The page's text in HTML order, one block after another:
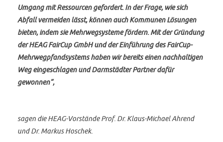
Umgang mit Ressourcen gefordert. In der Frage, wie sich
Abfall vermeiden lässt, können auch Kommunen Lösungen
bieten, indem sie Mehrwegsysteme fördern. Mit der Gründung
der HEAG FairCup GmbH und der Einführung des FairCup-
Mehrwegpfandsystems haben wir bereits einen nachhaltigen
Weg eingeschlagen und Darmstädter Partner dafür
gewonnen“,
sagen die HEAG-Vorstände Prof. Dr. Klaus-Michael Ahrend
und Dr. Markus Hoschek.